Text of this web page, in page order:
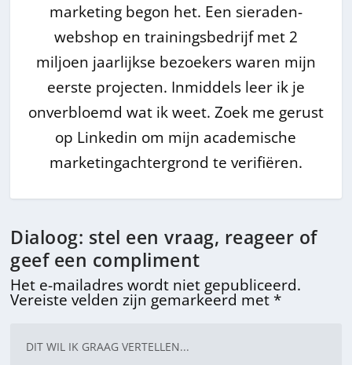
marketing begon het. Een sieraden-
webshop en trainingsbedrijf met 2
miljoen jaarlijkse bezoekers waren mijn
eerste projecten. Inmiddels leer ik je
onverbloemd wat ik weet. Zoek me gerust
op Linkedin om mijn academische
marketingachtergrond te verifiëren.
Dialoog: stel een vraag, reageer of
geef een compliment
Het e-mailadres wordt niet gepubliceerd.
Vereiste velden zijn gemarkeerd met *